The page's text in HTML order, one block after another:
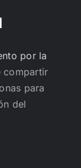
por la
compartir
para
del